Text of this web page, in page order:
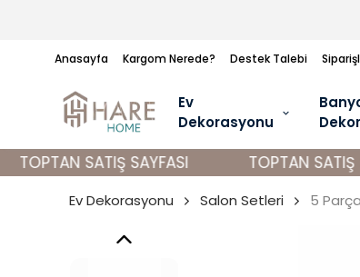
Anasayfa Kargom Nerede? Destek Talebi
Ev
Dekorasyonu
TOPTAN SATIŞ SAYFASI TOPTAN SATIŞ
Ev Dekorasyonu Salon Setleri 5